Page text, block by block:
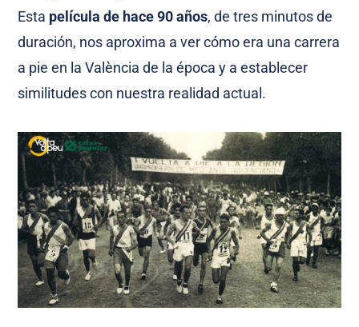
Esta película de hace 90 años, de tres minutos de
duración, nos aproxima a ver cómo era una carrera
a pie en la València de la época y a establecer
similitudes con nuestra realidad actual.